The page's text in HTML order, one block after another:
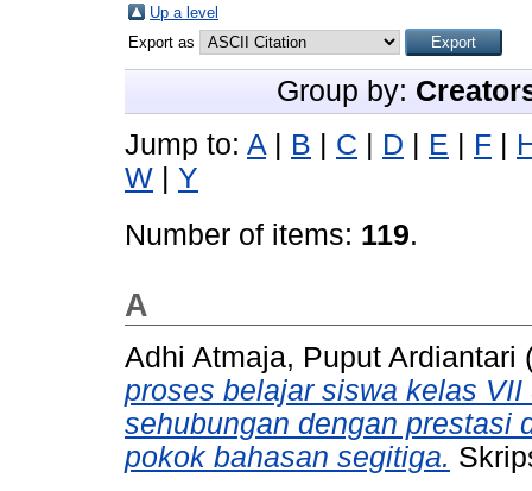
Up a level
Export as
Group by:
Jump to: A B C D E F
W
Y
Number of items: 119.
A
Adhi Atmaja, Puput Ardiantari
proses belajar siswa kelas
sehubungan dengan prestasi
pokok bahasan segitiga.